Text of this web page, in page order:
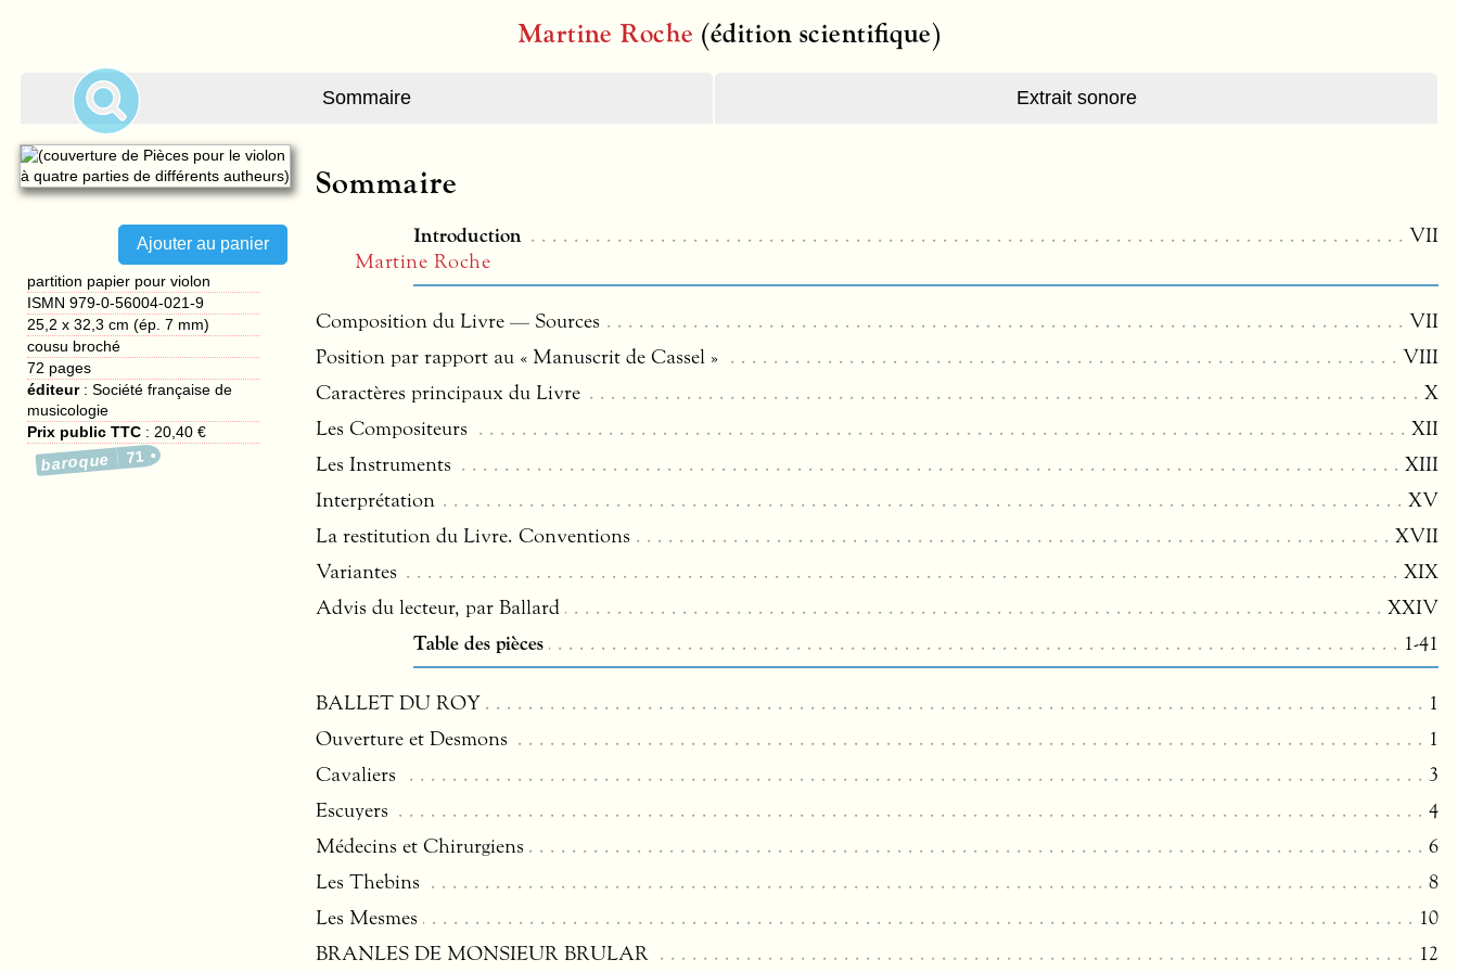
Martine Roche (édition scientifique)
Sommaire Extrait sonore
partition papier pour violon
ISMN 979-0-56004-021-9
25,2 x 32,3 cm (ép. 7 mm)
cousu broché
72 pages
éditeur:Société française de
musicologie
Prix public TTC : 20,40 €
baroque 71
Sommaire
Introduction
VII
Martine Roche
Composition du Livre — Sources
VII
Position par rapport au « Manuscrit de Cassel »
VIII
Caractères principaux du Livre
X
Les Compositeurs
XII
Les Instruments
XIII
Interprétation
XV
La restitution du Livre. Conventions
XVII
Variantes
XIX
Advis du lecteur, par Ballard
XXIV
Table des pièces
1-41
BALLET DU ROY
1
Ouverture et Desmons
1
Cavaliers
3
Escuyers
4
Médecins et Chirurgiens
6
Les Thebins
8
Les Mesmes
10
BRANLES DE MONSIEUR BRULAR
12